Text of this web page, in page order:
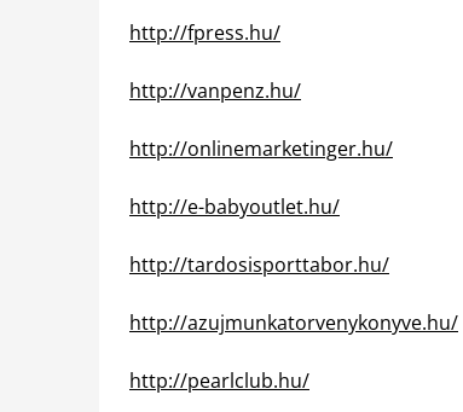
http://fpress.hu/
http://vanpenz.hu/
http://onlinemarketinger.hu/
http://e-babyoutlet.hu/
http://tardosisporttabor.hu/
http://azujmunkatorvenykonyve.hu/
http://pearlclub.hu/